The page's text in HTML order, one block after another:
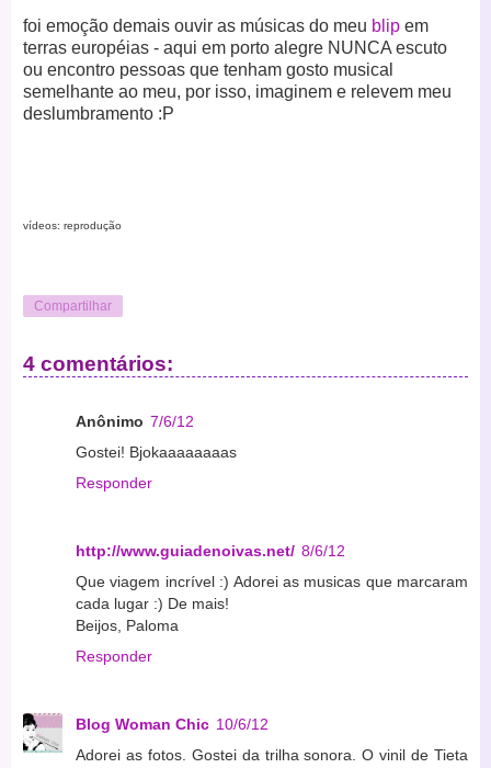
foi emoção demais ouvir as músicas do meu blip em
terras européias - aqui em porto alegre NUNCA escuto
ou encontro pessoas que tenham gosto musical
semelhante ao meu, por isso, imaginem e relevem meu
deslumbramento :P
vídeos: reprodução
Compartilhar
4 comentários:
Anônimo 7/6/12
Gostei! Bjokaaaaaaaas
Responder
http://www.guiadenoivas.net/ 8/6/12
Que viagem incrível :) Adorei as musicas que marcaram
cada lugar :) De mais!
Beijos, Paloma
Responder
Blog Woman Chic 10/6/12
Adorei as fotos. Gostei da trilha sonora. O vinil de Tieta